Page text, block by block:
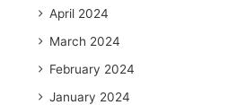
April 2024
March 2024
February 2024
January 2024